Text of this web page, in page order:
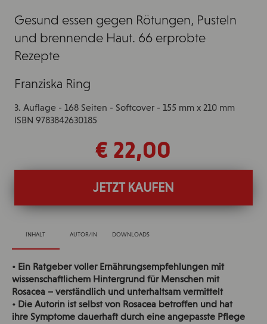
Gesund essen gegen Rötungen, Pusteln
und brennende Haut. 66 erprobte
Rezepte
Franziska Ring
3. Auflage - 168 Seiten - Softcover - 155 mm x 210 mm
ISBN 9783842630185
€ 22,00
JETZT KAUFEN
INHALT AUTOR/IN DOWNLOADS
• Ein Ratgeber voller Ernährungsempfehlungen mit
wissenschaftlichem Hintergrund für Menschen mit
Rosacea – verständlich und unterhaltsam vermittelt
• Die Autorin ist selbst von Rosacea betroffen und hat
ihre Symptome dauerhaft durch eine angepasste Pflege